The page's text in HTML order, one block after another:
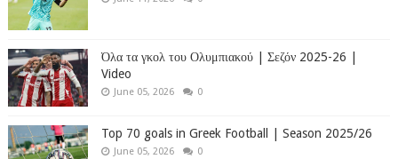
Όλα τα γκολ του Ολυμπιακού | Σεζόν 2025-26 |
Video
June 05, 2026 0
Top 70 goals in Greek Football | Season 2025/26
June 05, 2026 0